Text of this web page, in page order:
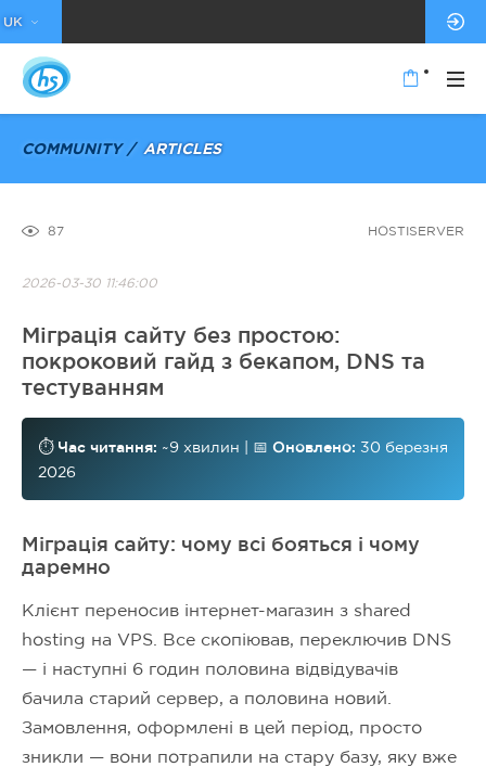
UK
COMMUNITY ARTICLES
87 HOSTISERVER
2026-03-30 11:46:00
Міграція сайту без простою:
покроковий гайд з бекапом, DNS та
тестуванням
⏱️ Час читання: ~9 хвилин | 📅 Оновлено: 30 березня
2026
Міграція сайту: чому всі бояться і чому
даремно
Клієнт переносив інтернет-магазин з shared
hosting на VPS. Все скопіював, переключив DNS
— і наступні 6 годин половина відвідувачів
бачила старий сервер, а половина новий.
Замовлення, оформлені в цей період, просто
зникли — вони потрапили на стару базу, яку вже